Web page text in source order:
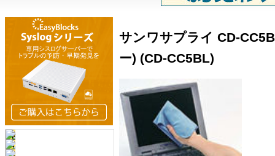
サンワサプライ CD-
ー) (CD-CC5BL)